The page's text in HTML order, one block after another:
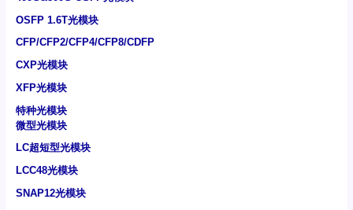
OSFP 1.6T光模块
CFP/CFP2/CFP4/CFP8/CDFP
CXP光模块
XFP光模块
特种光模块
微型光模块
LC超短型光模块
LCC48光模块
SNAP12光模块